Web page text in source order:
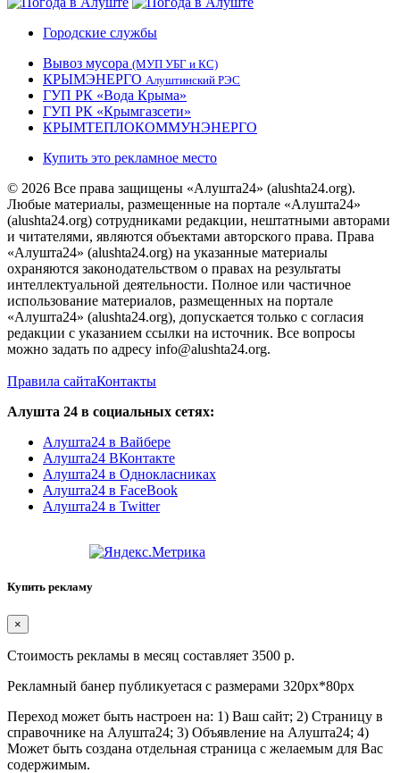
Городские службы
Вывоз мусора (МУП УБГ и КС)
КРЫМЭНЕРГО Алуштинский РЭС
ГУП РК «Вода Крыма»
ГУП РК «Крымгазсети»
КРЫМТЕПЛОКОММУНЭНЕРГО
Купить это рекламное место
© 2026 Все права защищены «Алушта24» (alushta24.org).
Любые материалы, размещенные на портале «Алушта24»
(alushta24.org) сотрудниками редакции, нештатными авторами
и читателями, являются объектами авторского права. Права
«Алушта24» (alushta24.org) на указанные материалы
охраняются законодательством о правах на результаты
интеллектуальной деятельности. Полное или частичное
использование материалов, размещенных на портале
«Алушта24» (alushta24.org), допускается только с согласия
редакции с указанием ссылки на источник. Все вопросы
можно задать по адресу info@alushta24.org.
Правила сайтаКонтакты
Алушта 24 в социальных сетях:
Алушта24 в Вайбере
Алушта24 ВКонтакте
Алушта24 в Однокласниках
Алушта24 в FaceBook
Алушта24 в Twitter
Купить рекламу
×
Стоимость рекламы в месяц составляет 3500 р.
Рекламный банер публикуетася с размерами 320px*80px
Переход может быть настроен на: 1) Ваш сайт; 2) Страницу в
справочнике на Алушта24; 3) Объявление на Алушта24; 4)
Может быть создана отдельная страница с желаемым для Вас
содержимым.